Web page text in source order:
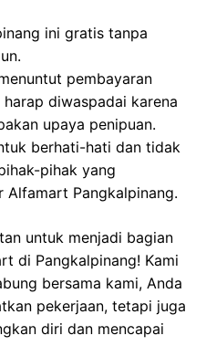
ini gratis tanpa
pembayaran
diwaspadai karena
upaya penipuan.
berhati-hati dan tidak
pihak yang
Alfamart Pangkalpinang.
untuk menjadi bagian
di Pangkalpinang! Kami
bersama kami, Anda
pekerjaan, tetapi juga
diri dan mencapai